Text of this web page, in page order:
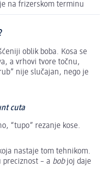
na frizerskom terminu
oblik boba. Kosa se
a vrhovi tvore točnu,
nije slučajan, nego je
cuta
“tupo” rezanje kose.
nastaje tom tehnikom.
preciznost – a bobjoj daje